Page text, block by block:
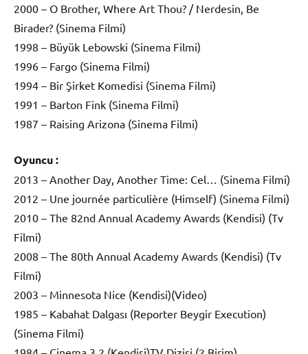
2000 – O Brother, Where Art Thou? / Nerdesin, Be
Birader? (Sinema Filmi)
1998 – Büyük Lebowski (Sinema Filmi)
1996 – Fargo (Sinema Filmi)
1994 – Bir Şirket Komedisi (Sinema Filmi)
1991 – Barton Fink (Sinema Filmi)
1987 – Raising Arizona (Sinema Filmi)
Oyuncu :
2013 – Another Day, Another Time: Cel… (Sinema Filmi)
2012 – Une journée particulière (Himself) (Sinema Filmi)
2010 – The 82nd Annual Academy Awards (Kendisi) (Tv
Filmi)
2008 – The 80th Annual Academy Awards (Kendisi) (Tv
Filmi)
2003 – Minnesota Nice (Kendisi)(Video)
1985 – Kabahat Dalgası (Reporter Beygir Execution)
(Sinema Filmi)